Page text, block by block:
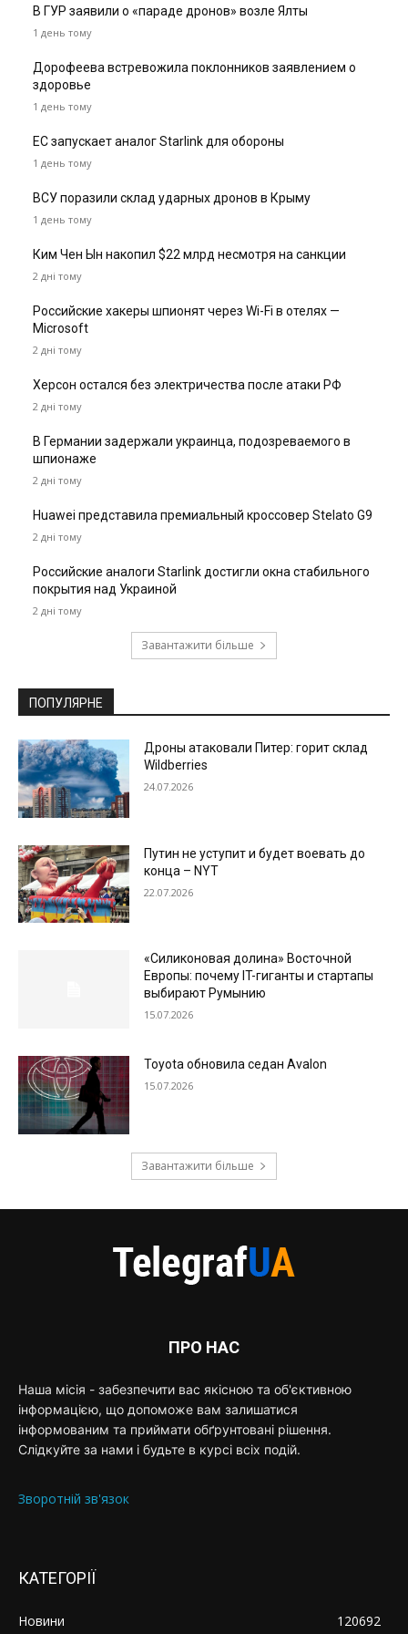
В ГУР заявили о «параде дронов» возле Ялты
1 день тому
Дорофеева встревожила поклонников заявлением о
здоровье
1 день тому
ЕС запускает аналог Starlink для обороны
1 день тому
ВСУ поразили склад ударных дронов в Крыму
1 день тому
Ким Чен Ын накопил $22 млрд несмотря на санкции
2 дні тому
Российские хакеры шпионят через Wi-Fi в отелях —
Microsoft
2 дні тому
Херсон остался без электричества после атаки РФ
2 дні тому
В Германии задержали украинца, подозреваемого в
шпионаже
2 дні тому
Huawei представила премиальный кроссовер Stelato G9
2 дні тому
Российские аналоги Starlink достигли окна стабильного
покрытия над Украиной
2 дні тому
Завантажити більше
ПОПУЛЯРНЕ
Дроны атаковали Питер: горит склад
Wildberries
24.07.2026
Путин не уступит и будет воевать до
конца – NYT
22.07.2026
«Силиконовая долина» Восточной
Европы: почему IT-гиганты и стартапы
выбирают Румынию
15.07.2026
Toyota обновила седан Avalon
15.07.2026
Завантажити більше
ПРО НАС
Наша місія - забезпечити вас якісною та об'єктивною
інформацією, що допоможе вам залишатися
інформованим та приймати обґрунтовані рішення.
Слідкуйте за нами і будьте в курсі всіх подій.
Зворотній зв'язок
КАТЕГОРІЇ
Новини 120692